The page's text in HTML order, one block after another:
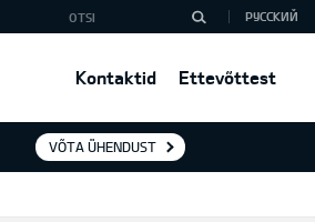
Kontaktid Ettevõttest
РУССКИЙ
VÕTA ÜHENDUST